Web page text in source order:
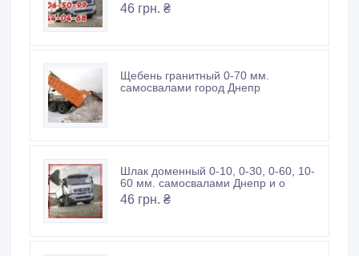
46 грн. ₴
Щебень гранитный 0-70 мм.
самосвалами город Днепр
Шлак доменный 0-10, 0-30, 0-60, 10-
60 мм. самосвалами Днепр и о
46 грн. ₴